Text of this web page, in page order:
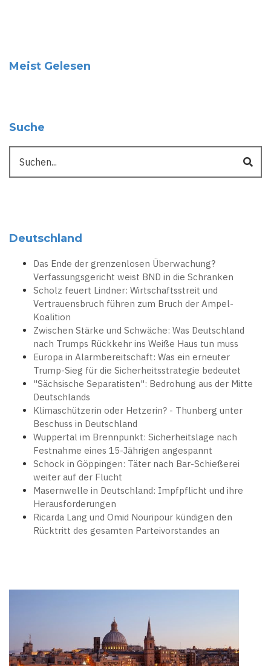
Meist Gelesen
Suche
Deutschland
Das Ende der grenzenlosen Überwachung?
Verfassungsgericht weist BND in die Schranken
Scholz feuert Lindner: Wirtschaftsstreit und
Vertrauensbruch führen zum Bruch der Ampel-
Koalition
Zwischen Stärke und Schwäche: Was Deutschland
nach Trumps Rückkehr ins Weiße Haus tun muss
Europa in Alarmbereitschaft: Was ein erneuter
Trump-Sieg für die Sicherheitsstrategie bedeutet
"Sächsische Separatisten": Bedrohung aus der Mitte
Deutschlands
Klimaschützerin oder Hetzerin? - Thunberg unter
Beschuss in Deutschland
Wuppertal im Brennpunkt: Sicherheitslage nach
Festnahme eines 15-Jährigen angespannt
Schock in Göppingen: Täter nach Bar-Schießerei
weiter auf der Flucht
Masernwelle in Deutschland: Impfpflicht und ihre
Herausforderungen
Ricarda Lang und Omid Nouripour kündigen den
Rücktritt des gesamten Parteivorstandes an